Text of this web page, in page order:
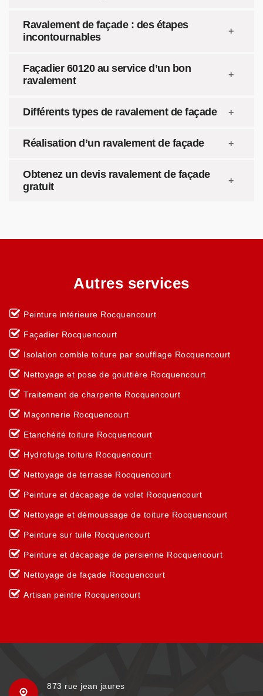
Ravalement de façade : des étapes
incontournables
Façadier 60120 au service d’un bon
ravalement
Différents types de ravalement de façade
Réalisation d’un ravalement de façade
Obtenez un devis ravalement de façade
gratuit
Autres services
Peinture intérieure Rocquencourt
Façadier Rocquencourt
Isolation comble toiture par soufflage Rocquencourt
Nettoyage et pose de gouttière Rocquencourt
Traitement de charpente Rocquencourt
Maçonnerie Rocquencourt
Etanchéité toiture Rocquencourt
Hydrofuge toiture Rocquencourt
Nettoyage de terrasse Rocquencourt
Peinture et décapage de volet Rocquencourt
Nettoyage et démoussage de toiture Rocquencourt
Peinture sur tuile Rocquencourt
Peinture et décapage de persienne Rocquencourt
Nettoyage de façade Rocquencourt
Artisan peintre Rocquencourt
873 rue jean jaures